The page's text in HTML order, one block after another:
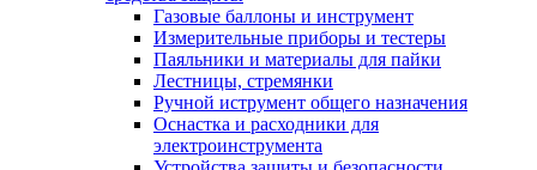
Газовые баллоны и инструмент
Измерительные приборы и тестеры
Паяльники и материалы для пайки
Лестницы, стремянки
Ручной иструмент общего назначения
Оснастка и расходники для
электроинструмента